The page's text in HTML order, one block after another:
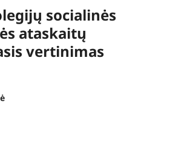
socialinės
ataskaitų
vertinimas